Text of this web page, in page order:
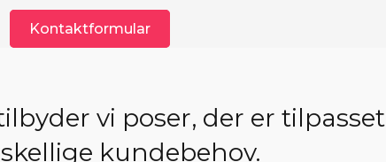
Kontaktformular
vi poser, der er tilpasset
kundebehov.